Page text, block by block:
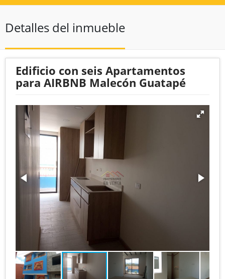
Detalles del inmueble
Edificio con seis Apartamentos
para AIRBNB Malecón Guatapé